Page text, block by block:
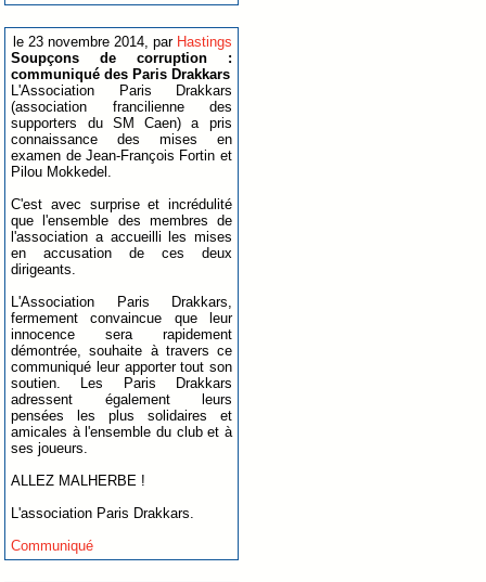
le 23 novembre 2014, par Hastings
Soupçons de corruption :
communiqué des Paris Drakkars
L'Association Paris Drakkars
(association francilienne des
supporters du SM Caen) a pris
connaissance des mises en
examen de Jean-François Fortin et
Pilou Mokkedel.
C'est avec surprise et incrédulité
que l'ensemble des membres de
l'association a accueilli les mises
en accusation de ces deux
dirigeants.
L'Association Paris Drakkars,
fermement convaincue que leur
innocence sera rapidement
démontrée, souhaite à travers ce
communiqué leur apporter tout son
soutien. Les Paris Drakkars
adressent également leurs
pensées les plus solidaires et
amicales à l'ensemble du club et à
ses joueurs.
ALLEZ MALHERBE !
L'association Paris Drakkars.
Communiqué